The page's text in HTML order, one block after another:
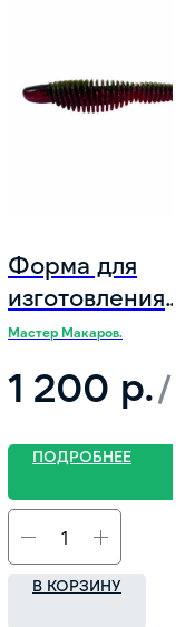
Форма для
изготовления
приманки
140 мм
Мастер Макаров.
1 200 р. /
ПОДРОБНЕЕ
В КОРЗИНУ